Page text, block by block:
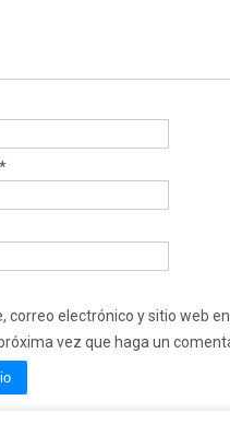
*
correo electrónico y sitio web
vez que haga un